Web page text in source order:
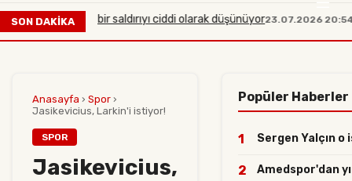
SON DAKİKA
çaplı bir saldırıyı ciddi olarak düşünüyor23.07.2026 20:54
Anasayfa › Spor ›
Jasikevicius, Larkin'i istiyor!
SPOR
Jasikevicius,
Popüler Haberler
1 Sergen Yalçın
2 Amedspor'dan